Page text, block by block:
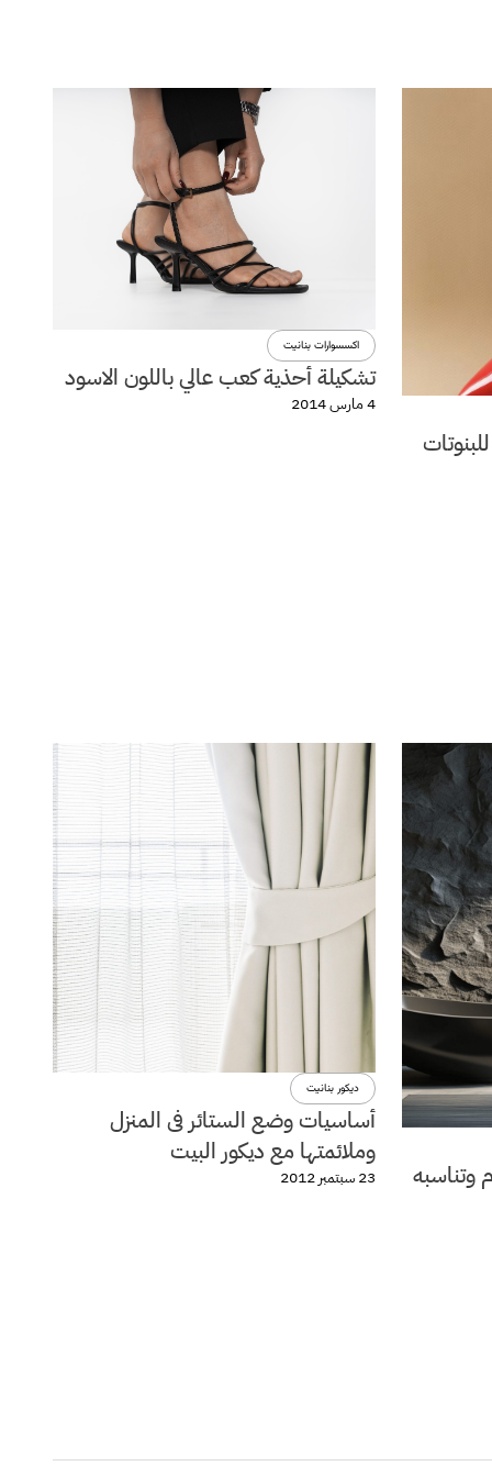
اكسسوارات بنانيت
تشكيلة أحذية كعب عالي باللون الاسود
4 مارس 2014
وتناسبه
ديكور بنانيت
أساسيات وضع الستائر فى المنزل
وملائمتها مع ديكور البيت
23 سبتمبر 2012